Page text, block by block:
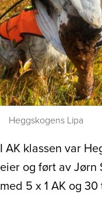
Heggskogens Lipa
I AK klassen var
eier og ført av Jørn
med 5 x 1 AK og